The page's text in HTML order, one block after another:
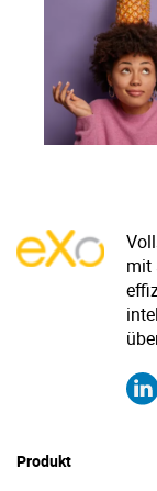
Mobil
Architektur
Sicherheit
Über uns
Ressourcen-
mit
Produkt